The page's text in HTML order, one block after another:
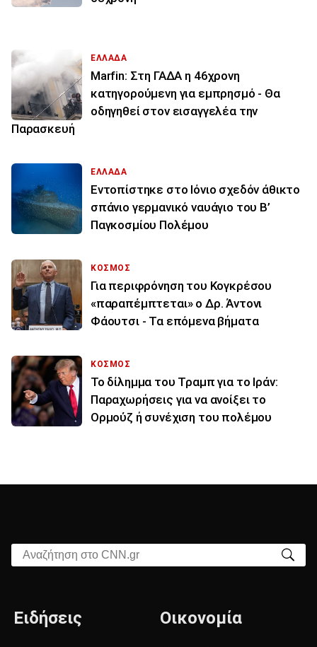
ΕΛΛΑΔΑ
Marfin: Στη ΓΑΔΑ η 46χρονη
κατηγορούμενη για εμπρησμό - Θα
οδηγηθεί στον εισαγγελέα την
Παρασκευή
ΕΛΛΑΔΑ
Εντοπίστηκε στο Ιόνιο σχεδόν άθικτο
σπάνιο γερμανικό ναυάγιο του Β’
Παγκοσμίου Πολέμου
ΚΟΣΜΟΣ
Για περιφρόνηση του Κογκρέσου
«παραπέμπτεται» ο Δρ. Άντονι
Φάουτσι - Τα επόμενα βήματα
ΚΟΣΜΟΣ
Το δίλημμα του Τραμπ για το Ιράν:
Παραχωρήσεις για να ανοίξει το
Ορμούζ ή συνέχιση του πολέμου
Αναζήτηση στο CNN.gr
Ειδήσεις Οικονομία